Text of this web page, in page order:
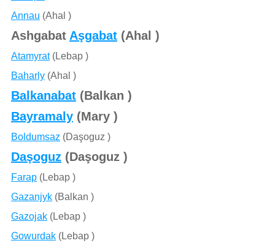
Annau (Ahal )
Ashgabat Aşgabat(Ahal )
Atamyrat(Lebap )
Baharly(Ahal )
Balkanabat(Balkan )
Bayramaly(Mary )
Boldumsaz (Daşoguz )
Daşoguz(Daşoguz )
Farap(Lebap )
Gazanjyk(Balkan )
Gazojak(Lebap )
Gowurdak(Lebap )